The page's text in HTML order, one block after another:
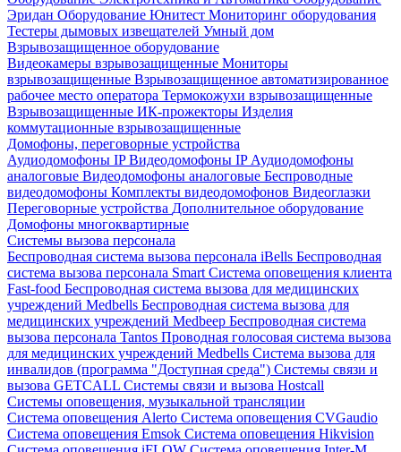
Эридан Оборудование Юнитест Мониторинг оборудования
Тестеры дымовых извещателей Умный дом
Взрывозащищенное оборудование
Видеокамеры взрывозащищенные Мониторы
взрывозащищенные Взрывозащищенное автоматизированное
рабочее место оператора Термокожухи взрывозащищенные
Взрывозащищенные ИК-прожекторы Изделия
коммутационные взрывозащищенные
Домофоны, переговорные устройства
Аудиодомофоны IPВидеодомофоны IP Аудиодомофоны
аналоговые Видеодомофоны аналоговые Беспроводные
видеодомофоны Комплекты видеодомофонов Видеоглазки
Переговорные устройства Дополнительное оборудование
Домофоны многоквартирные
Системы вызова персонала
Беспроводная система вызова персонала iBells Беспроводная
система вызова персонала Smart Система оповещения клиента
Fast-food Беспроводная система вызова для медицинских
учреждений Medbells Беспроводная система вызова для
медицинских учреждений Medbeep Беспроводная система
вызова персонала Tantos Проводная голосовая система вызова
для медицинских учреждений Medbells Система вызова для
инвалидов (программа "Доступная среда") Системы связи и
вызова GETCALL Системы связи и вызова Hostcall
Системы оповещения, музыкальной трансляции
Система оповещения Alerto Система оповещения CVGaudio
Система оповещения Emsok Система оповещения Hikvision